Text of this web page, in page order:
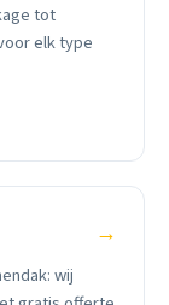
tot
elk type
→
wij